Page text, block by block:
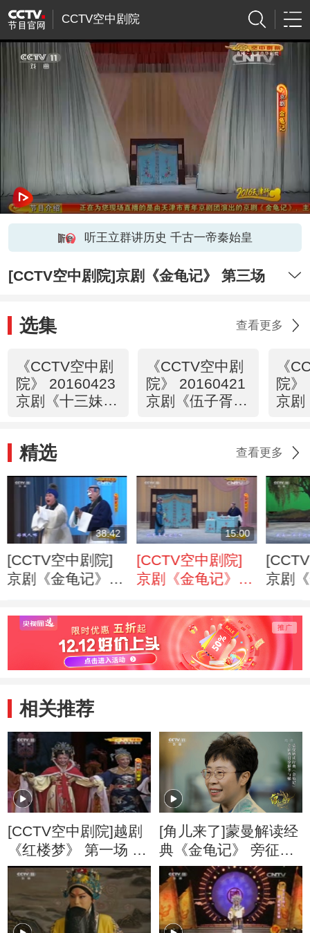
CCTV空中剧院
听王立群讲历史 千古一帝秦始皇
[CCTV空中剧院]京剧《金龟记》 第三场
选集 查看更多
《CCTV空中剧
院》 20160423
京剧《十三妹》
《CCTV空中剧
院》 20160421
京剧《伍子胥》
《
院》
京剧
精选 查看更多
38:42
[CCTV空中剧院]
京剧《金龟记》
15:00
[CCTV空中剧院]
京剧《金龟记》
京剧
相关推荐
[CCTV空中剧院]越剧
《红楼梦》 第一场 元
妃省亲
[角儿来了]蒙曼解读经
典《金龟记》 旁征博
引全是孝与悌